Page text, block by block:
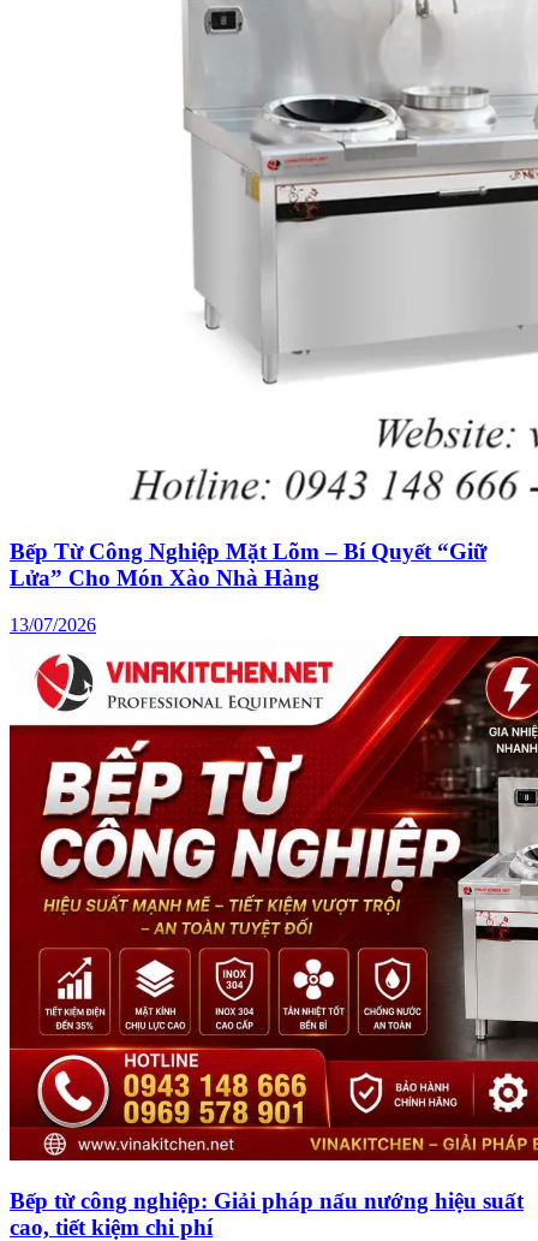
Bếp Từ Công Nghiệp Mặt Lõm – Bí Quyết “Giữ
Lửa” Cho Món Xào Nhà Hàng
13/07/2026
Bếp từ công nghiệp: Giải pháp nấu nướng hiệu suất
cao, tiết kiệm chi phí